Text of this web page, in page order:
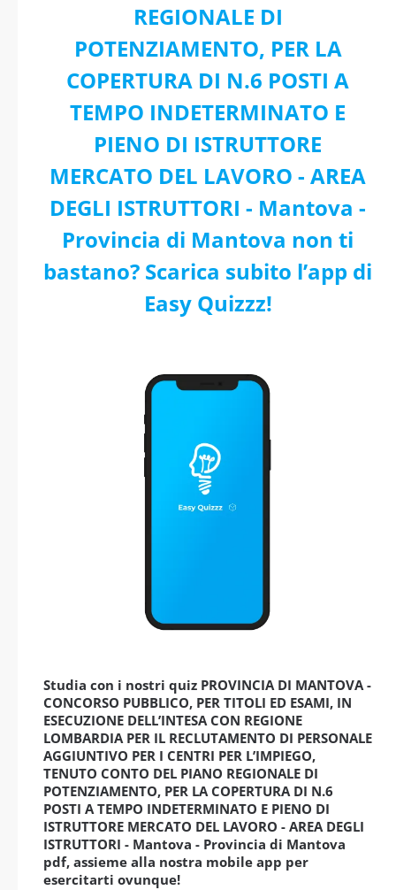
REGIONALE DI
POTENZIAMENTO, PER LA
COPERTURA DI N.6 POSTI A
TEMPO INDETERMINATO E
PIENO DI ISTRUTTORE
MERCATO DEL LAVORO - AREA
DEGLI ISTRUTTORI - Mantova -
Provincia di Mantova non ti
bastano? Scarica subito l’app di
Easy Quizzz!
Studia con i nostri quiz PROVINCIA DI MANTOVA -
CONCORSO PUBBLICO, PER TITOLI ED ESAMI, IN
ESECUZIONE DELL’INTESA CON REGIONE
LOMBARDIA PER IL RECLUTAMENTO DI PERSONALE
AGGIUNTIVO PER I CENTRI PER L’IMPIEGO,
TENUTO CONTO DEL PIANO REGIONALE DI
POTENZIAMENTO, PER LA COPERTURA DI N.6
POSTI A TEMPO INDETERMINATO E PIENO DI
ISTRUTTORE MERCATO DEL LAVORO - AREA DEGLI
ISTRUTTORI - Mantova - Provincia di Mantova
pdf, assieme alla nostra mobile app per
esercitarti ovunque!